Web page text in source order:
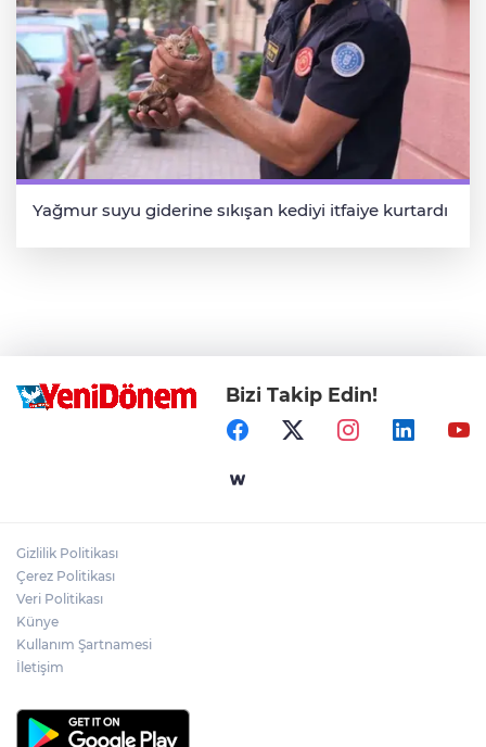
Yağmur suyu giderine sıkışan kediyi itfaiye kurtardı
Bizi Takip Edin!
Gizlilik Politikası
Çerez Politikası
Veri Politikası
Künye
Kullanım Şartnamesi
İletişim